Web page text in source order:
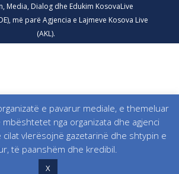
Media, Dialog dhe Edukim KosovaLive
më parë Agjencia e Lajmeve Kosova Live
(AKL).
e pavarur mediale, e themeluar
nga organizata dhe agjenci
vlerësojnë gazetarinë dhe shtypin e
të paanshëm dhe kredibil.
X